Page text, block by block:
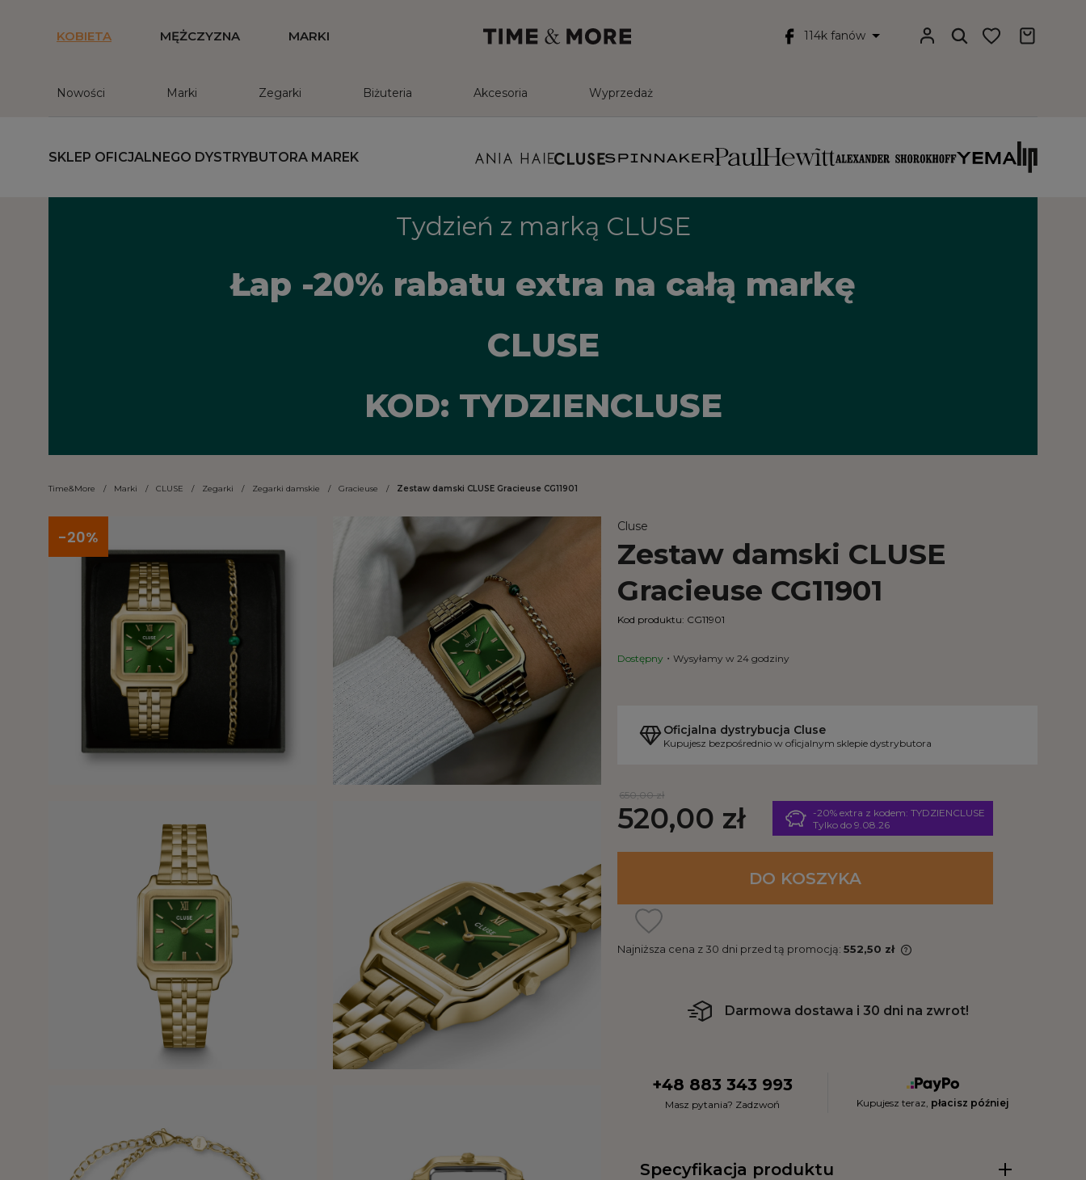
KOBIETA MĘŻCZYZNA MARKI 114k fanów
Nowości Marki Zegarki Biżuteria Akcesoria Wyprzedaż
SKLEP OFICJALNEGO DYSTRYBUTORA MAREK
Tydzień z marką CLUSE
Łap -20% rabatu extra na całą markę
CLUSE
KOD: TYDZIENCLUSE
Time&More / Marki / CLUSE / Zegarki / Zegarki damskie / Gracieuse / Zestaw damski CLUSE Gracieuse CG11901
-20%
Cluse
Zestaw damski CLUSE
Gracieuse CG11901
Kod produktu: CG11901
Dostępny Wysyłamy w 24 godziny
Oficjalna dystrybucja Cluse
Kupujesz bezpośrednio w oficjalnym sklepie dystrybutora
-20% extra z kodem: TYDZIENCLUSE
Tylko do 9.08.26
650,00 zł
520,00 zł
DO KOSZYKA
Najniższa cena z 30 dni przed tą promocją: 552,50 zł
Darmowa dostawa i 30 dni na zwrot!
+48 883 343 993
Masz pytania? Zadzwoń Kupujesz teraz, płacisz później
Specyfikacja produktu